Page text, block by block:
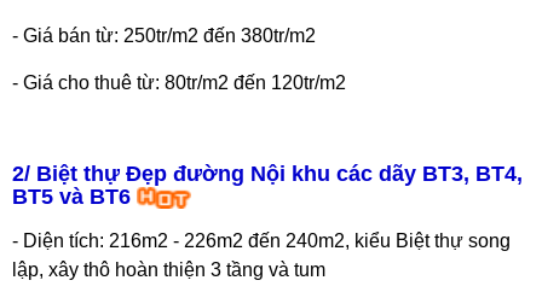
- Giá bán từ: 250tr/m2 đến 380tr/m2
- Giá cho thuê từ: 80tr/m2 đến 120tr/m2
2/ Biệt thự Đẹp đường Nội khu các dãy BT3, BT4,
BT5 và BT6
- Diện tích: 216m2 - 226m2 đến 240m2, kiểu Biệt thự song
lập, xây thô hoàn thiện 3 tầng và tum